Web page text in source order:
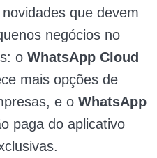
que devem
negócios no
o WhatsApp Cloud
mais opções de
e o WhatsApp
paga do aplicativo